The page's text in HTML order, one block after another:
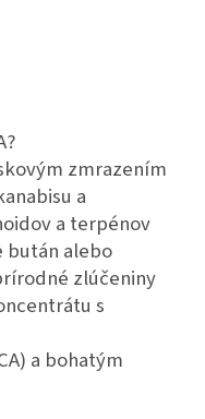
zmrazením
a
a terpénov
bután alebo
zlúčeniny
s
a bohatým